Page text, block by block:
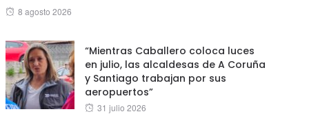
Posted
8 agosto 2026
“Mientras Caballero coloca luces
en julio, las alcaldesas de A Coruña
y Santiago trabajan por sus
aeropuertos”
Posted
31 julio 2026